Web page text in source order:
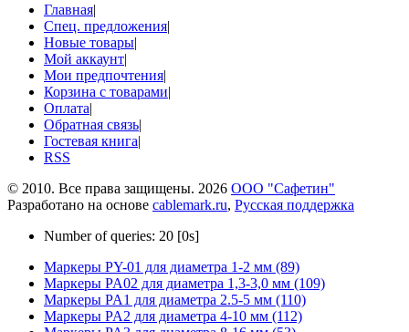
Главная|
Спец. предложения|
Новые товары|
Мой аккаунт|
Мои предпочтения|
Корзина с товарами|
Оплата|
Обратная связь|
Гостевая книга|
RSS
© 2010. Все права защищены. 2026 ООО "Сафетин"
Разработано на основе cablemark.ru, Русская поддержка
Number of queries: 20 [0s]
Маркеры PY-01 для диаметра 1-2 мм (89)
Маркеры PA02 для диаметра 1,3-3,0 мм (109)
Маркеры PA1 для диаметра 2.5-5 мм (110)
Маркеры PA2 для диаметра 4-10 мм (112)